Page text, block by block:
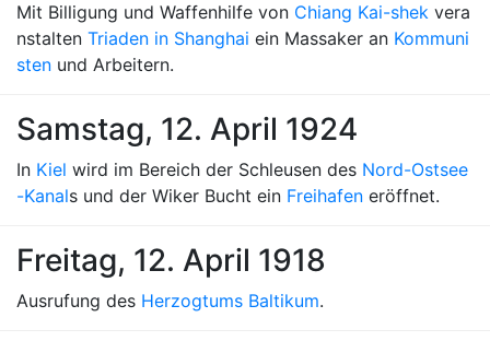
Mit Billigung und Waffenhilfe von Chiang Kai-shek vera
nstalten Triaden in Shanghai ein Massaker an Kommuni
sten und Arbeitern.
Samstag, 12. April 1924
In Kiel wird im Bereich der Schleusen des Nord-Ostsee
-Kanals und der Wiker Bucht ein Freihafen eröffnet.
Freitag, 12. April 1918
Ausrufung des Herzogtums Baltikum.